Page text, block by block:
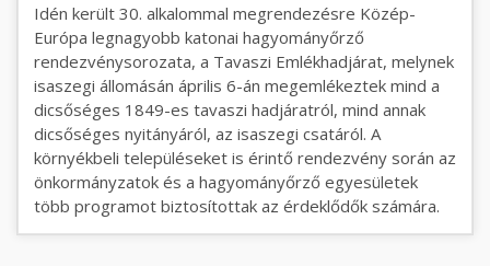
Idén került 30. alkalommal megrendezésre Közép-
Európa legnagyobb katonai hagyományőrző
rendezvénysorozata, a Tavaszi Emlékhadjárat, melynek
isaszegi állomásán április 6-án megemlékeztek mind a
dicsőséges 1849-es tavaszi hadjáratról, mind annak
dicsőséges nyitányáról, az isaszegi csatáról. A
környékbeli településeket is érintő rendezvény során az
önkormányzatok és a hagyományőrző egyesületek
több programot biztosítottak az érdeklődők számára.